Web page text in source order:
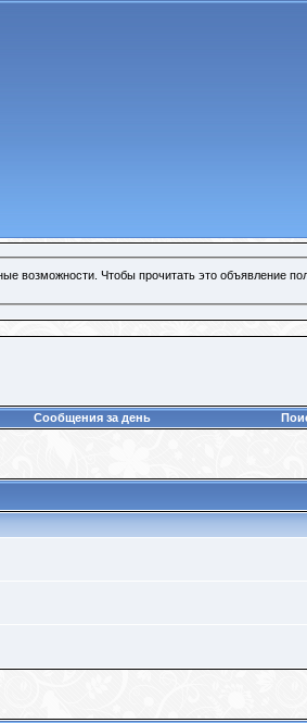
возможности. Чтобы прочитать это объявление
Сообщения за день